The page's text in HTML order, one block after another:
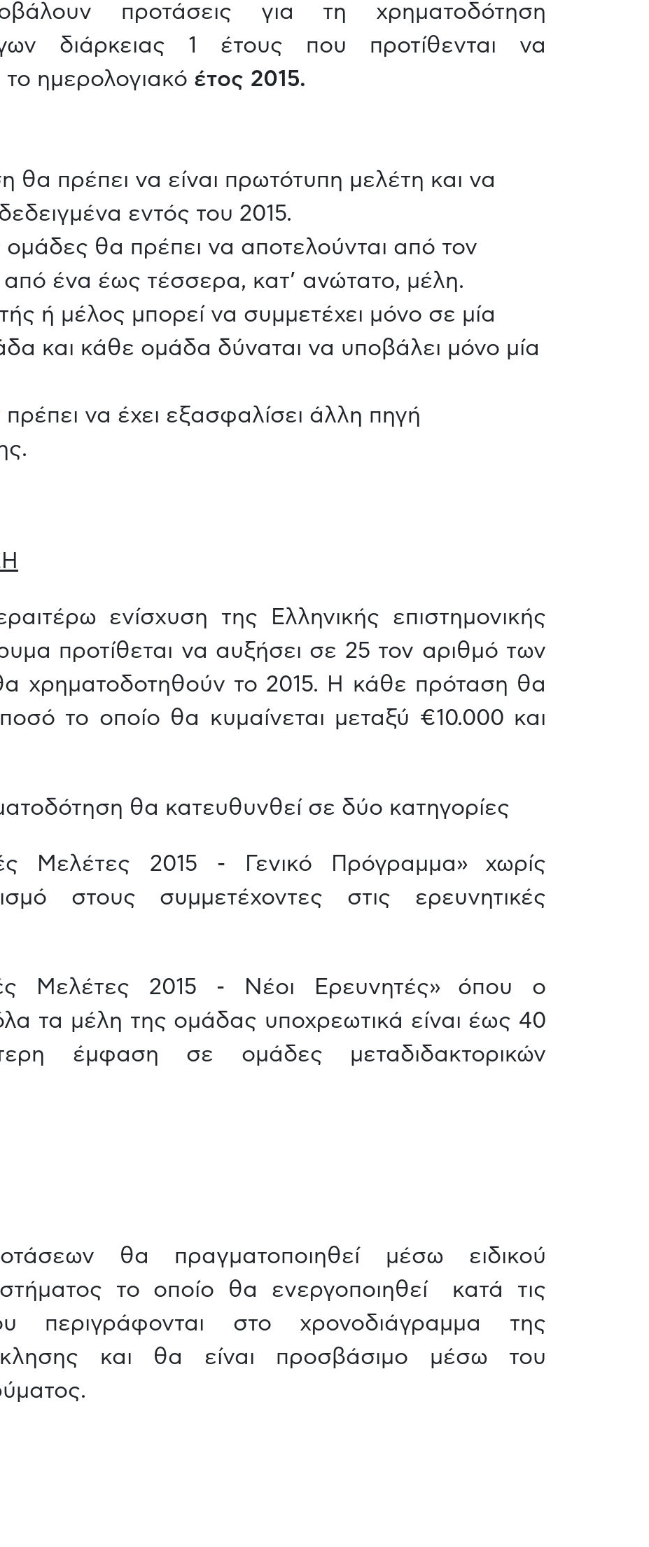
προτάσεις για τη χρηματοδότηση
διάρκειας 1 έτους που προτίθενται να
ημερολογιακό έτος 2015.
θα πρέπει να είναι πρωτότυπη μελέτη και να
εντός του 2015.
ομάδες θα πρέπει να αποτελούνται από τον
από ένα έως τέσσερα, κατ’ ανώτατο, μέλη.
ή μέλος μπορεί να συμμετέχει μόνο σε μία
και κάθε ομάδα δύναται να υποβάλει μόνο μία
να έχει εξασφαλίσει άλλη πηγή
ενίσχυση της Ελληνικής επιστημονικής
προτίθεται να αυξήσει σε 25 τον αριθμό των
χρηματοδοτηθούν το 2015. Η κάθε πρόταση θα
το οποίο θα κυμαίνεται μεταξύ €10.000 και
θα κατευθυνθεί σε δύο κατηγορίες
Μελέτες 2015 - Γενικό Πρόγραμμα» χωρίς
στους συμμετέχοντες στις ερευνητικές
Μελέτες 2015 - Νέοι Ερευνητές» όπου ο
τα μέλη της ομάδας υποχρεωτικά είναι έως 40
έμφαση σε ομάδες μεταδιδακτορικών
θα πραγματοποιηθεί μέσω ειδικού
το οποίο θα ενεργοποιηθεί κατά τις
περιγράφονται στο χρονοδιάγραμμα της
και θα είναι προσβάσιμο μέσω του